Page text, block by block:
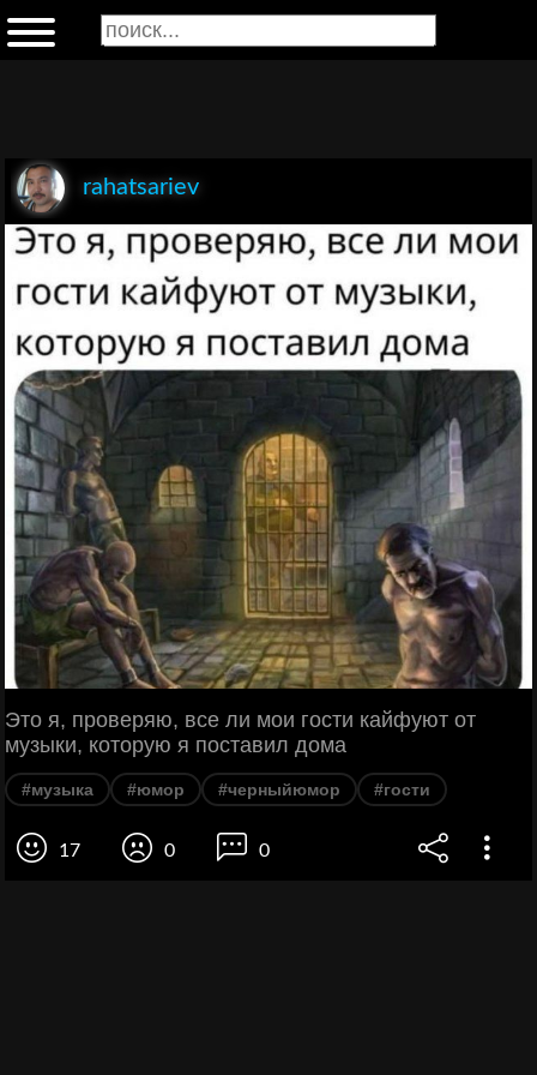
rahatsariev
Это я, проверяю, все ли мои гости кайфуют от
музыки, которую я поставил дома
#музыка #юмор #черныйюмор #гости
17 0 0